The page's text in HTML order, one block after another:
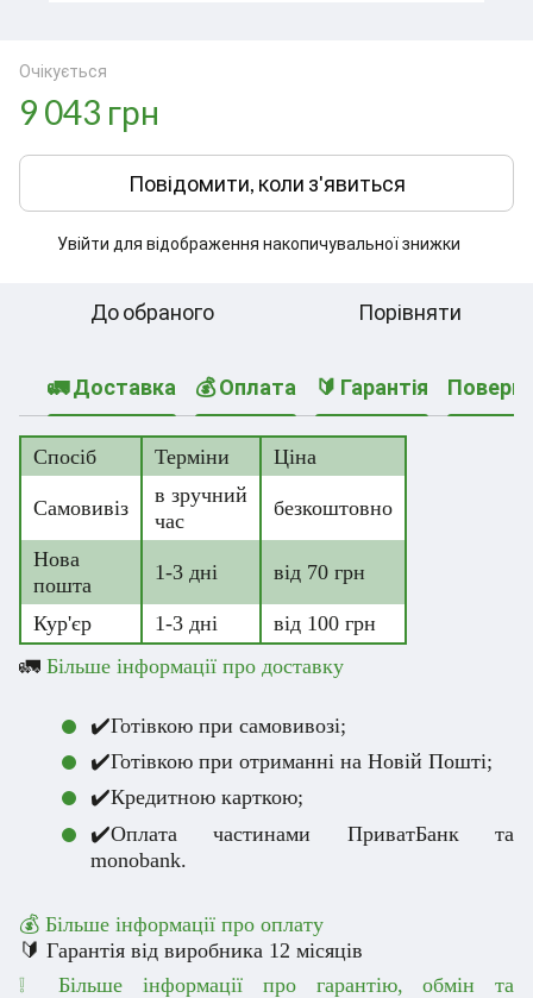
Очікується
9 043 грн
Повідомити, коли з'явиться
Увійти для відображення накопичувальної знижки
До обраного Порівняти
🚛 Доставка 💰 Оплата 🔰 Гарантія
Спосіб Терміни Ціна
Самовивіз
в зручний
час
безкоштовно
Нова
пошта
1-3 дні від 70 грн
Кур'єр 1-3 дні
від 100 грн
🚛 Більше інформації про доставку
✔️Готівкою при самовивозі;
✔️Готівкою при отриманні на Новій Пошті;
✔️Кредитною карткою;
✔️Оплата частинами ПриватБанк та
monobank.
💰 Більше інформації про оплату
🔰 Гарантія від виробника 12 місяців
❕ Більше інформації про гарантію, обмін та